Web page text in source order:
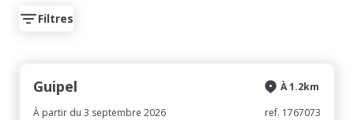
Filtres
Guipel
À partir du 3 septembre 2026
À 1.2km
ref. 1767073